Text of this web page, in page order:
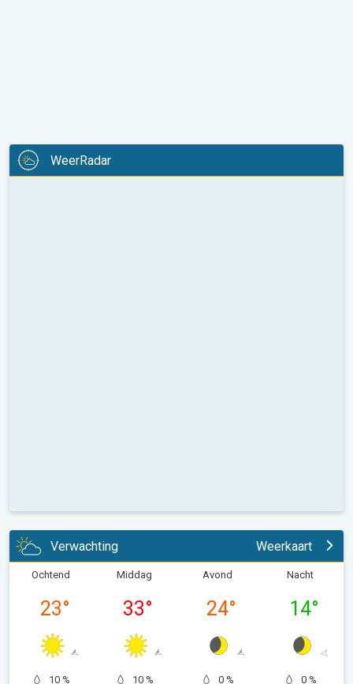
WeerRadar
Verwachting Weerkaart
Ochtend
23°
10 %
Middag
33°
10 %
Avond
24°
0 %
Nacht
14°
0 %